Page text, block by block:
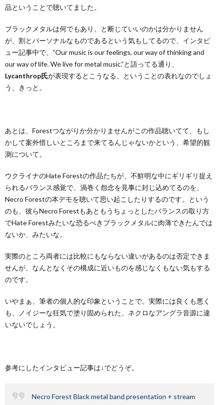
品ということで聴いてました。
ブラックメタルは何でもあり、と断じていいのかは分かりません
が、割とパーソナルなものであるという気もしてるので、インタビ
ュー記事中で、”Our music is our feelings, our way of thinking and
our way of life. We live for metal music.”と語ってる通り、
Lycanthrop氏が表現するとこうなる、ということの表れなのでしょ
う、きっと。
あとは、Forestつながりか分かりませんがこの作品聴いてて、もし
かして案外惜しいところまで来てるんじゃないかという、希望的観
測について。
ウクライナのHate Forestの作品たちが、不鮮明な中にギリギリ捉え
られるバランス感覚で、渦巻く怨念を見事に封じ込めてるのを、
Necro Forestの本デモを聴いて思い起こしたりするのです。という
のも、彼らNecro Forestもあともうちょっとしたバランスの取り方
でHate Forestみたいな恐るべきブラックメタルに肉薄できたんでは
ないか、みたいな。
実際のところ両者には比較にもならない違いがあるのは否定できま
せんが、なんとなくその構成に近いものを感じなくもない気もする
のです。
いやまぁ、筆者の個人的な印象ということで。実際には良くも悪く
も、ノイジーな狂気で塗り固められた、ネクロなアングラ音源に違
いないでしょう。
参考にしたインタビュー記事は↓でどうぞ。
Necro Forest Black metal band presentation + stream